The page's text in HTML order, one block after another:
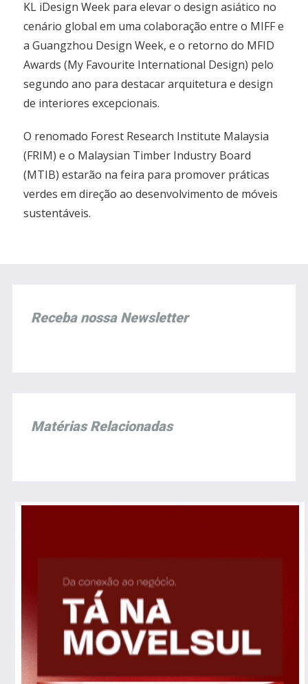
KL iDesign Week para elevar o design asiático no
cenário global em uma colaboração entre o MIFF e
a Guangzhou Design Week, e o retorno do MFID
Awards (My Favourite International Design) pelo
segundo ano para destacar arquitetura e design
de interiores excepcionais.
O renomado Forest Research Institute Malaysia
(FRIM) e o Malaysian Timber Industry Board
(MTIB) estarão na feira para promover práticas
verdes em direção ao desenvolvimento de móveis
sustentáveis.
Receba nossa Newsletter
Matérias Relacionadas